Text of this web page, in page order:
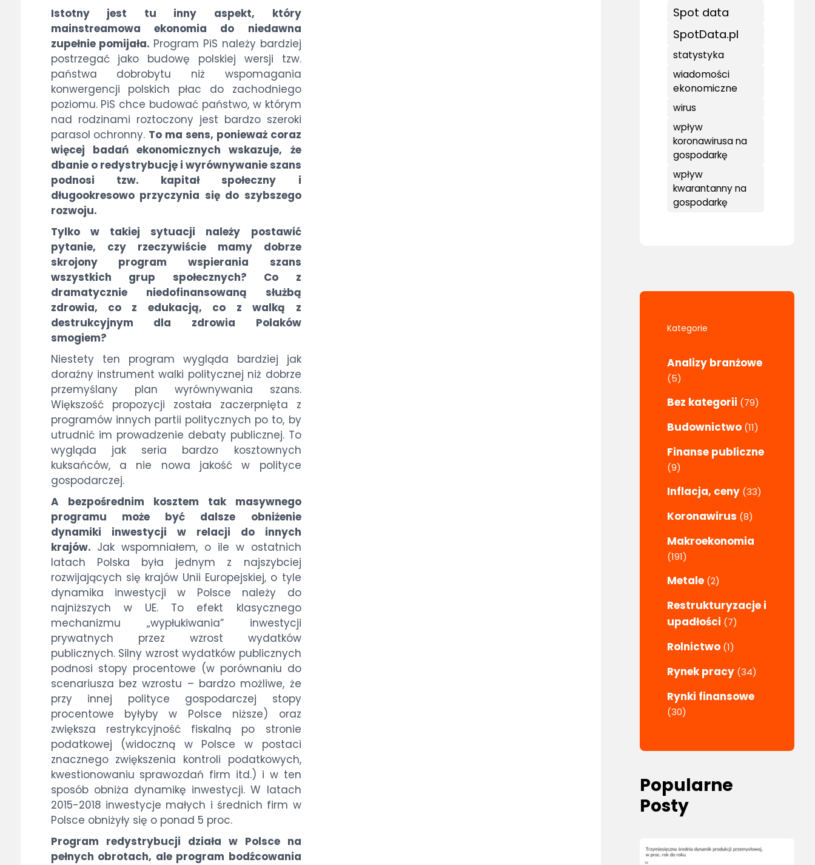
Istotny jest tu inny aspekt, który
mainstreamowa ekonomia do niedawna
zupełnie pomijała. Program PiS należy bardziej
postrzegać jako budowę polskiej wersji tzw.
państwa dobrobytu niż wspomagania
konwergencji polskich płac do zachodniego
poziomu. PiS chce budować państwo, w którym
nad rodzinami roztoczony jest bardzo szeroki
parasol ochronny. To ma sens, ponieważ coraz
więcej badań ekonomicznych wskazuje, że
dbanie o redystrybucję i wyrównywanie szans
podnosi tzw. kapitał społeczny i
długookresowo przyczynia się do szybszego
rozwoju.
Tylko w takiej sytuacji należy postawić
pytanie, czy rzeczywiście mamy dobrze
skrojony program wspierania szans
wszystkich grup społecznych? Co z
dramatycznie niedofinansowaną służbą
zdrowia, co z edukacją, co z walką z
destrukcyjnym dla zdrowia Polaków
smogiem?
Niestety ten program wygląda bardziej jak
doraźny instrument walki politycznej niż dobrze
przemyślany plan wyrównywania szans.
Większość propozycji została zaczerpnięta z
programów innych partii politycznych po to, by
utrudnić im prowadzenie debaty publicznej. To
wygląda jak seria bardzo kosztownych
kuksańców, a nie nowa jakość w polityce
gospodarczej.
A bezpośrednim kosztem tak masywnego
programu może być dalsze obniżenie
dynamiki inwestycji w relacji do innych
krajów. Jak wspomniałem, o ile w ostatnich
latach Polska była jednym z najszybciej
rozwijających się krajów Unii Europejskiej, o tyle
dynamika inwestycji w Polsce należy do
najniższych w UE. To efekt klasycznego
mechanizmu „wypłukiwania” inwestycji
prywatnych przez wzrost wydatków
publicznych. Silny wzrost wydatków publicznych
podnosi stopy procentowe (w porównaniu do
scenariusza bez wzrostu – bardzo możliwe, że
przy innej polityce gospodarczej stopy
procentowe byłyby w Polsce niższe) oraz
zwiększa restrykcyjność fiskalną po stronie
podatkowej (widoczną w Polsce w postaci
znacznego zwiększenia kontroli podatkowych,
kwestionowaniu sprawozdań firm itd.) i w ten
sposób obniża dynamikę inwestycji. W latach
2015-2018 inwestycje małych i średnich firm w
Polsce obniżyły się o ponad 5 proc.
Program redystrybucji działa w Polsce na
pełnych obrotach, ale program bodźcowania
Spot data
SpotData.pl
statystyka
wiadomości
ekonomiczne
wirus
wpływ
koronawirusa na
gospodarkę
wpływ
kwarantanny na
gospodarkę
Kategorie
Analizy branżowe
(5)
Bez kategorii (79)
Budownictwo (11)
Finanse publiczne
(9)
Inflacja, ceny (33)
Koronawirus (8)
Makroekonomia
(191)
Metale (2)
Restrukturyzacje i
upadłości (7)
Rolnictwo (1)
Rynek pracy (34)
Rynki finansowe
(30)
Popularne
Posty